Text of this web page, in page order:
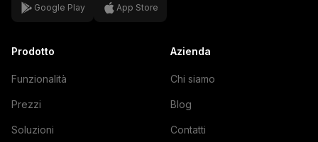
Google Play App Store
Prodotto
Funzionalità
Prezzi
Soluzioni
Azienda
Chi siamo
Blog
Contatti